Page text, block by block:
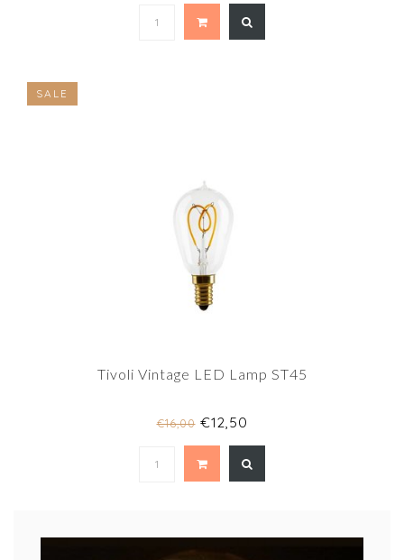
SALE
Tivoli Vintage LED Lamp ST45
€16,00€12,50